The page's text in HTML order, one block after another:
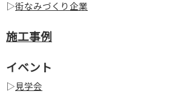
▷街なみづくり企業
施工事例
イベント
▷ 見学会